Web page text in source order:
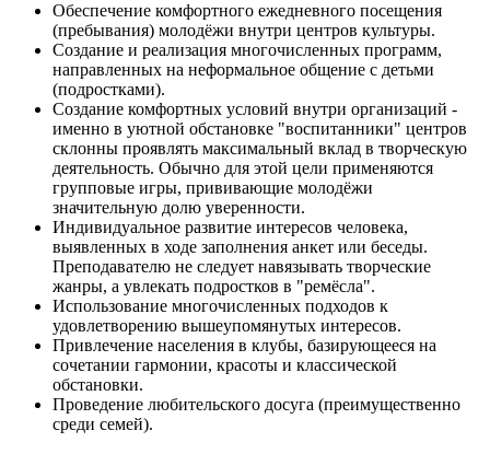
Обеспечение комфортного ежедневного посещения
(пребывания) молодёжи внутри центров культуры.
Создание и реализация многочисленных программ,
направленных на неформальное общение с детьми
(подростками).
Создание комфортных условий внутри организаций -
именно в уютной обстановке "воспитанники" центров
склонны проявлять максимальный вклад в творческую
деятельность. Обычно для этой цели применяются
групповые игры, прививающие молодёжи
значительную долю уверенности.
Индивидуальное развитие интересов человека,
выявленных в ходе заполнения анкет или беседы.
Преподавателю не следует навязывать творческие
жанры, а увлекать подростков в "ремёсла".
Использование многочисленных подходов к
удовлетворению вышеупомянутых интересов.
Привлечение населения в клубы, базирующееся на
сочетании гармонии, красоты и классической
обстановки.
Проведение любительского досуга (преимущественно
среди семей).